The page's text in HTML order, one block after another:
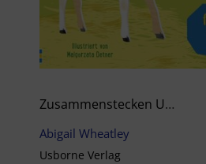
Zusammenstecken Und Entdecken: Bauernhoftiere: Buch Mit Fünf 3-D-Modellen Und Viel Wissen Zu Jedem Tier – Für Kinder Ab 4 Jahren (Zusammenstecken-Und-Entdecken-Reihe)
Abigail Wheatley
Usborne Verlag